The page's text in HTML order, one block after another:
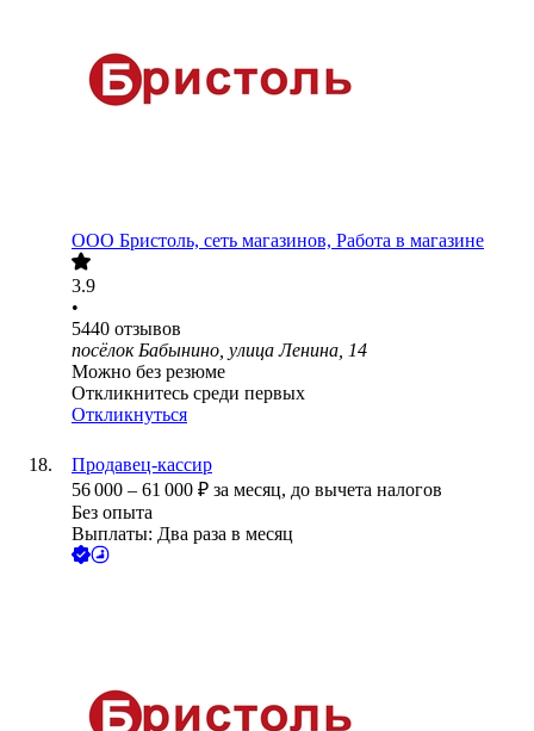
ООО Бристоль, сеть магазинов, Работа в магазине
3.9
•
5440 отзывов
посёлок Бабынино, улица Ленина, 14
Можно без резюме
Откликнитесь среди первых
Откликнуться
Продавец-кассир
56 000 – 61 000 ₽ за месяц, до вычета налогов
Без опыта
Выплаты: Два раза в месяц